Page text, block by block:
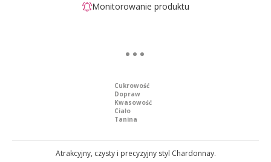
Monitorowanie produktu
Cukrowość
Dopraw
Kwasowość
Ciało
Tanina
Atrakcyjny, czysty i precyzyjny styl Chardonnay.